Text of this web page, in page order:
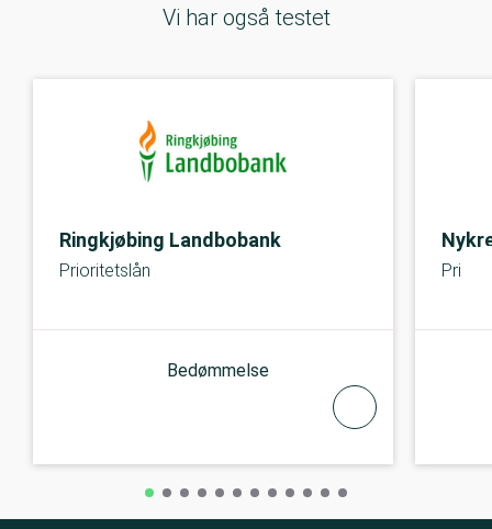
Vi har også testet
Ringkjøbing Landbobank
Prioritetslån
Bedømmelse